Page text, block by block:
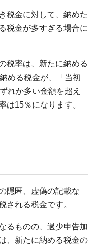
税金に対して、納めた
税金が多すぎる場合に
税率は、新たに納める
める税金が、「当初
れか多い金額を超え
は15％になります。
隠匿、虚偽の記載な
される税金です。
るものの、過少申告加
、新たに納める税金の